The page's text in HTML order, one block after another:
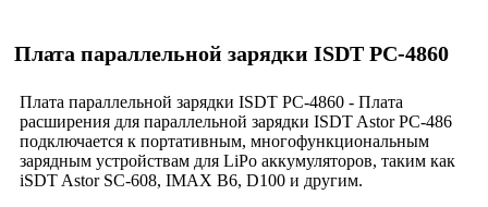
Плата параллельной зарядки ISDT PC-4860
Плата параллельной зарядки ISDT PC-4860 - Плата
расширения для параллельной зарядки ISDT Astor PC-486
подключается к портативным, многофункциональным
зарядным устройствам для LiPo аккумуляторов, таким как
iSDT Astor SC-608, IMAX B6, D100 и другим.